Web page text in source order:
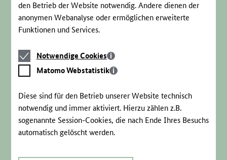
den Betrieb der Website notwendig. Andere dienen der
anonymen Webanalyse oder ermöglichen erweiterte
Funktionen und Services.
Notwendige
Cookies
Notwendige Cookies
Matomo
Webstatistik
Matomo Webstatistik
Diese sind für den Betrieb unserer Website technisch
notwendig und immer aktiviert. Hierzu zählen z.B.
sogenannte Session-Cookies, die nach Ende Ihres Besuchs
automatisch gelöscht werden.